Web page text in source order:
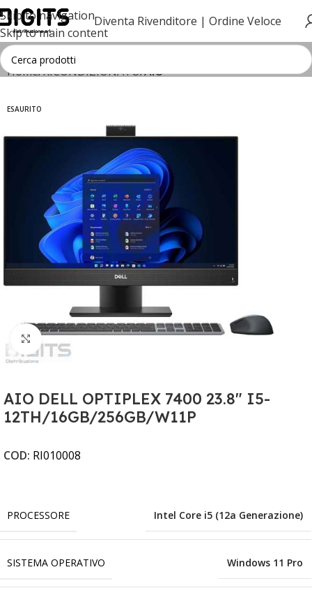
Skip to navigation
Skip to main content
Diventa Rivenditore | Ordine Veloce
Home RICONDIZIONATO AIO
ESAURITO
Clicca per ingrandire
AIO DELL OPTIPLEX 7400 23.8" I5-
12TH/16GB/256GB/W11P
COD: RI010008
PROCESSORE Intel Core i5 (12a Generazione)
SISTEMA OPERATIVO Windows 11 Pro